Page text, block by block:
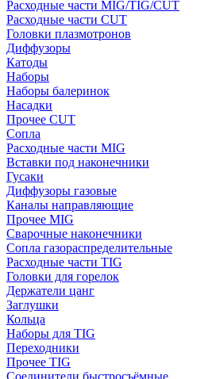
Расходные части MIG/TIG/CUT
Расходные части CUT
Головки плазмотронов
Диффузоры
Катоды
Наборы
Наборы балеринок
Насадки
Прочее CUT
Сопла
Расходные части MIG
Вставки под наконечники
Гусаки
Диффузоры газовые
Каналы направляющие
Прочее MIG
Сварочные наконечники
Сопла газораспределительные
Расходные части TIG
Головки для горелок
Держатели цанг
Заглушки
Кольца
Наборы для TIG
Переходники
Прочее TIG
Соединители быстросъёмные